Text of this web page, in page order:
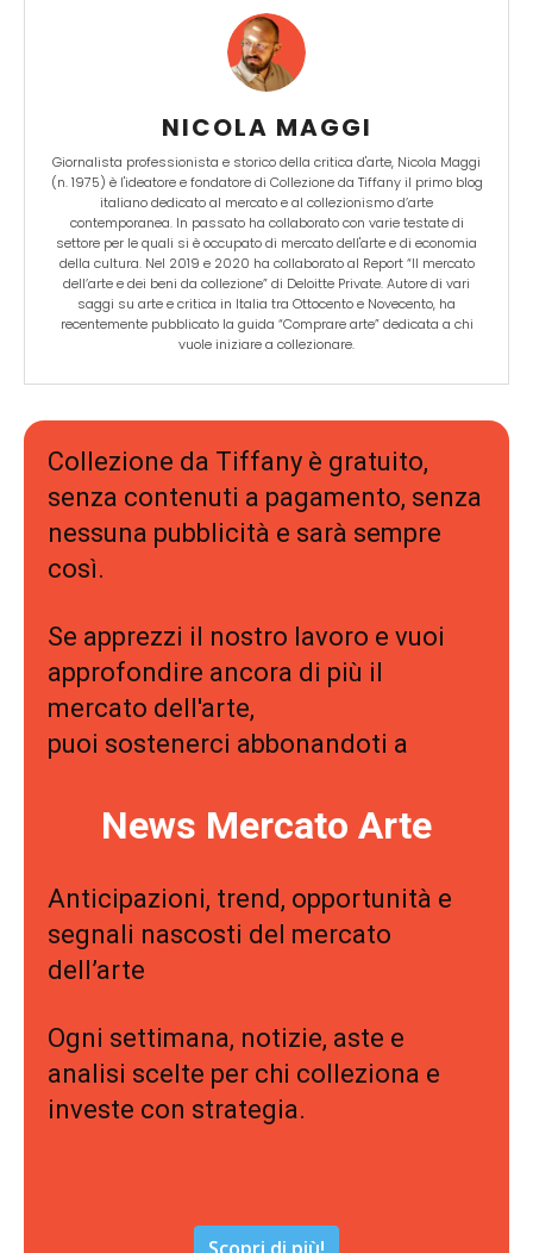
NICOLA MAGGI
Giornalista professionista e storico della critica d'arte, Nicola Maggi
(n. 1975) è l'ideatore e fondatore di Collezione da Tiffany il primo blog
italiano dedicato al mercato e al collezionismo d’arte
contemporanea. In passato ha collaborato con varie testate di
settore per le quali si è occupato di mercato dell'arte e di economia
della cultura. Nel 2019 e 2020 ha collaborato al Report “Il mercato
dell’arte e dei beni da collezione” di Deloitte Private. Autore di vari
saggi su arte e critica in Italia tra Ottocento e Novecento, ha
recentemente pubblicato la guida “Comprare arte” dedicata a chi
vuole iniziare a collezionare.
Collezione da Tiffany è gratuito,
senza contenuti a pagamento, senza
nessuna pubblicità e sarà sempre
così.
Se apprezzi il nostro lavoro e vuoi
approfondire ancora di più il
mercato dell'arte,
puoi sostenerci abbonandoti a
News Mercato Arte
Anticipazioni, trend, opportunità e
segnali nascosti del mercato
dell’arte
Ogni settimana, notizie, aste e
analisi scelte per chi colleziona e
investe con strategia.